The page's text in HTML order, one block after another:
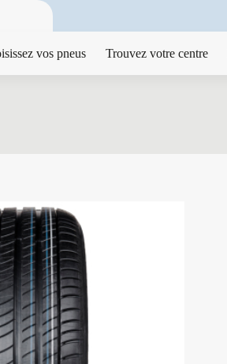
vos pneus Trouvez votre centre